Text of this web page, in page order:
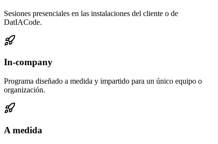
Sesiones presenciales en las instalaciones del cliente o de
DatIACode.
In-company
Programa diseñado a medida y impartido para un único equipo o
organización.
A medida